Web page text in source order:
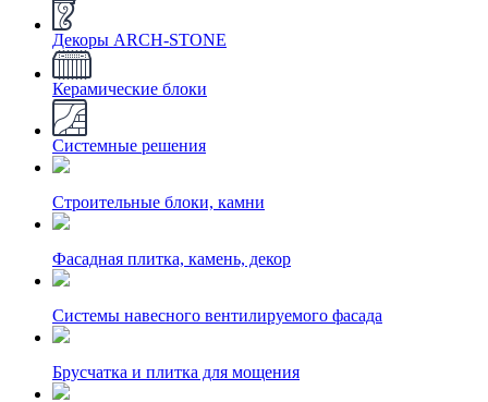
Декоры ARCH-STONE
Керамические блоки
Системные решения
Строительные блоки, камни
Фасадная плитка, камень, декор
Системы навесного вентилируемого фасада
Брусчатка и плитка для мощения